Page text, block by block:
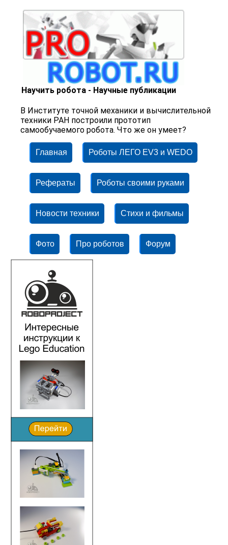
Научить робота - Научные публикации
В Институте точной механики и вычислительной
техники РАН построили прототип
самообучаемого робота. Что же он умеет?
Главная Роботы ЛЕГО EV3 и WEDO
Рефераты Роботы своими руками
Новости техники Стихи и фильмы
Фото Про роботов Форум